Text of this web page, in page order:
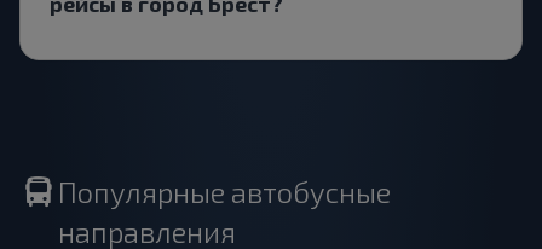
Популярные автобусные
направления